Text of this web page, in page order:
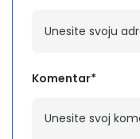
Komentar*